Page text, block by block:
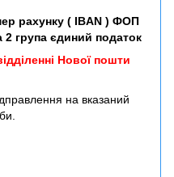
рахунку ( IBAN ) ФОП
2 група єдиний податок
Нової пошти
на вказаний